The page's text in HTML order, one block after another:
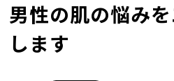
男性の肌の悩み
します